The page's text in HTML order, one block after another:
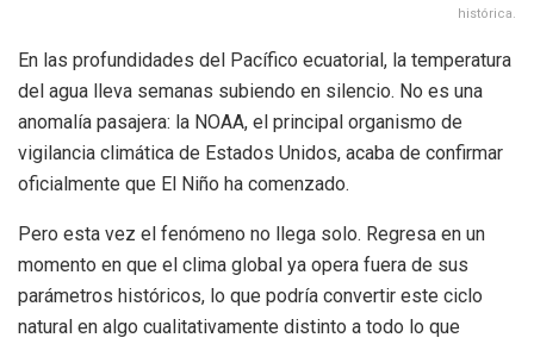
histórica.
En las profundidades del Pacífico ecuatorial, la temperatura
del agua lleva semanas subiendo en silencio. No es una
anomalía pasajera: la NOAA, el principal organismo de
vigilancia climática de Estados Unidos, acaba de confirmar
oficialmente que El Niño ha comenzado.
Pero esta vez el fenómeno no llega solo. Regresa en un
momento en que el clima global ya opera fuera de sus
parámetros históricos, lo que podría convertir este ciclo
natural en algo cualitativamente distinto a todo lo que